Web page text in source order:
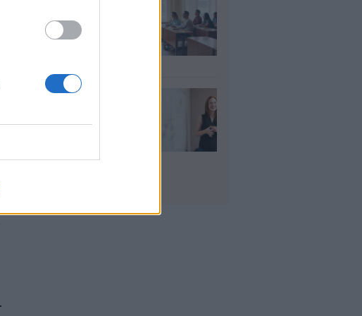
αιτήσεις για 5.017
Διορισμοί
Πότε βγαίνουν τα
πρέπει να προσέξουν